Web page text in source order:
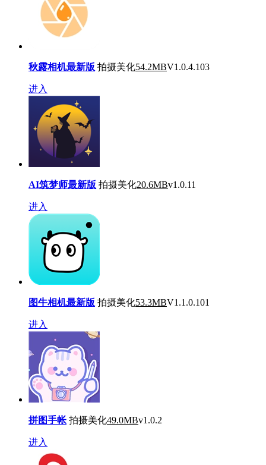
秋露相机最新版 拍摄美化54.2MBV1.0.4.103
进入
AI筑梦师最新版 拍摄美化20.6MBv1.0.11
进入
图牛相机最新版 拍摄美化53.3MBV1.1.0.101
进入
拼图手帐 拍摄美化49.0MBv1.0.2
进入